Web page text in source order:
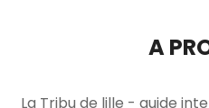
A
La Tribu de lille - guide